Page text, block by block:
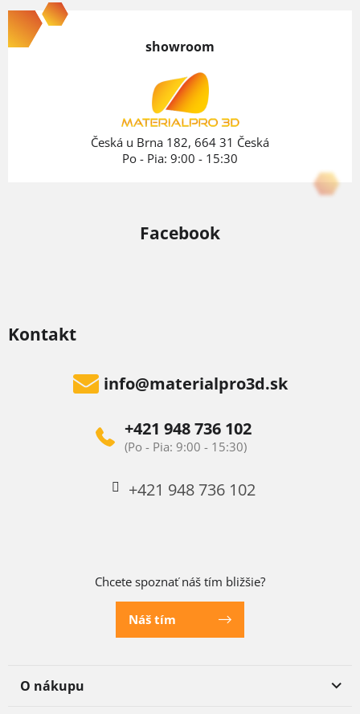
á
p
Kontakt
info@materialpro3d.sk
+421 948 736 102
+421 948 736 102
Chcete spoznať náš tím bližšie?
Náš tím
O nákupu
showroom
Česká u Brna 182, 664 31 Česká
Po - Pia: 9:00 - 15:30
Facebook